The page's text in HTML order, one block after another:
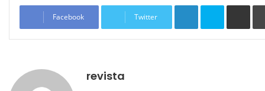
Facebook Twitter
Linkedin Skype
revista